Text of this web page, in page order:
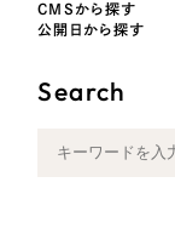
CMSから探す
公開日から探す
Search